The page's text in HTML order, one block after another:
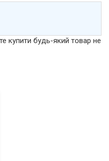
купити будь-який товар не